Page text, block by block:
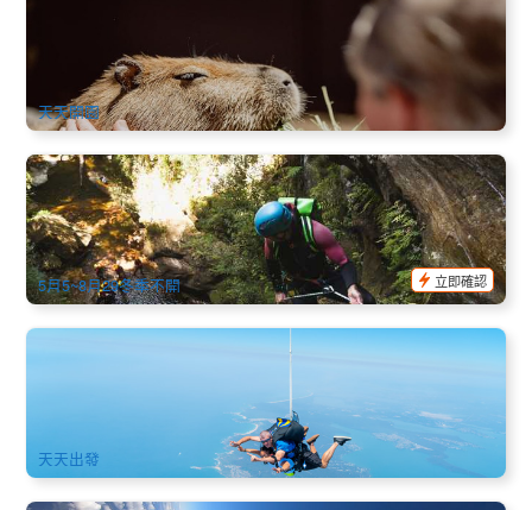
$41.00 $44.00
SYD04359
天天開園
藍山 | 女皇峽谷 峽谷瀑布 溪降探險｜Empress Canyon &
Waterfall Canyoning
302 已預訂
AUD $166.00 $169.00
SYD04217
5月5~8月29冬季不開
立即確認
紐卡索15,000高空跳傘(Newcastle Skydivers Jump) 悉尼市區
SYD04235
天天出發